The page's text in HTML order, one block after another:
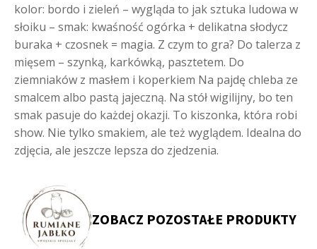
kolor: bordo i zieleń – wygląda to jak sztuka ludowa w
słoiku – smak: kwaśność ogórka + delikatna słodycz
buraka + czosnek = magia. Z czym to gra? Do talerza z
mięsem – szynką, karkówką, pasztetem. Do
ziemniaków z masłem i koperkiem Na pajdę chleba ze
smalcem albo pastą jajeczną. Na stół wigilijny, bo ten
smak pasuje do każdej okazji. To kiszonka, która robi
show. Nie tylko smakiem, ale też wyglądem. Idealna do
zdjęcia, ale jeszcze lepsza do zjedzenia.
ZOBACZ POZOSTAŁE PRODUKTY